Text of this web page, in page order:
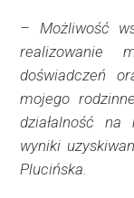
– Możliwość
realizowanie
doświadczeń
mojego
działalność na
wyniki
Plucińska.